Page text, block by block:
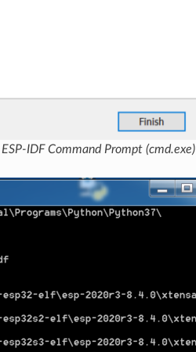
IDF Command Prompt (cmd.exe)